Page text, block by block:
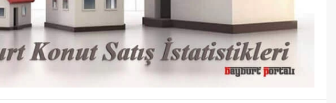
sonucunda meydana gelen kalıcı
izli bilişsel, duyuşsal ve
davranışsal...